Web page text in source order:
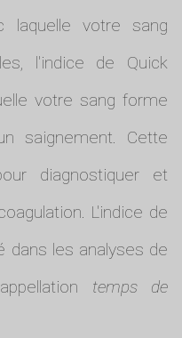
laquelle votre sang
l'indice de Quick
votre sang forme
saignement. Cette
diagnostiquer et
L'indice de
dans les analyses de
temps de